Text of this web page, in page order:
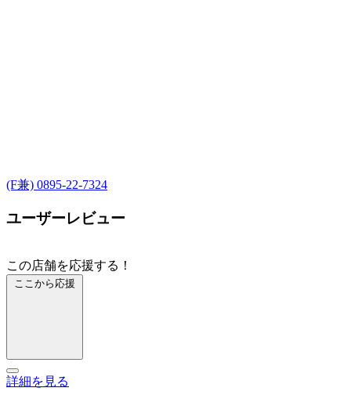
(F兼) 0895-22-7324
ユーザーレビュー
この店舗を応援する！
ここから応援
詳細を見る